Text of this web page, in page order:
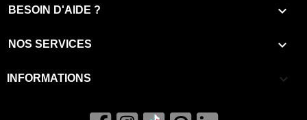
BESOIN D'AIDE ? 
NOS SERVICES 
INFORMATIONS keyboard_arrow_down